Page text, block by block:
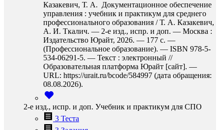
Казакевич, Т. А. Документационное обеспечение
управления : учебник и практикум для среднего
профессионального образования / Т. А. Казакевич,
А. И. Ткалич. — 2-е изд., испр. и доп. — Москва :
Издательство Юрайт, 2026. — 177 с. —
(Профессиональное образование). — ISBN 978-5-
534-06291-5. — Текст : электронный //
Образовательная платформа Юрайт [сайт]. —
URL: https://urait.ru/bcode/584997 (дата обращения:
08.08.2026).
2-е изд., испр. и доп. Учебник и практикум для СПО
3 Теста